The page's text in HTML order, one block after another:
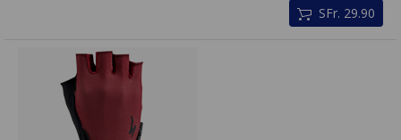
SFr. 29.90